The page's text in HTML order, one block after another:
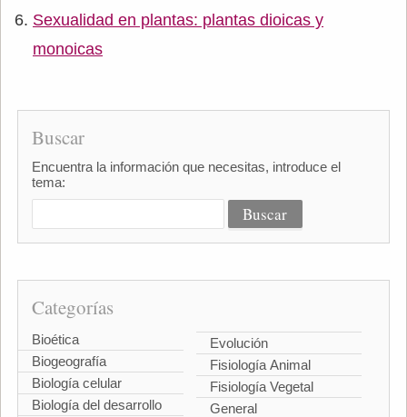
Sexualidad en plantas: plantas dioicas y
monoicas
Buscar
Encuentra la información que necesitas, introduce el
tema:
Categorías
Bioética
Biogeografía
Biología celular
Biología del desarrollo
Evolución
Fisiología Animal
Fisiología Vegetal
General